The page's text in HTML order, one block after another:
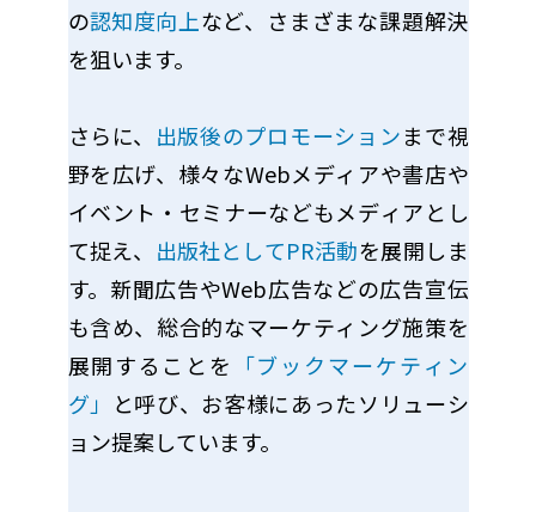
の認知度向上など、さまざまな課題解決
を狙います。
さらに、 出版後のプロモーションまで視
野を広げ、様々なWebメディアや書店や
イベント・セミナーなどもメディアとし
て捉え、 出版社としてPR活動を展開しま
す。新聞広告やWeb広告などの広告宣伝
も含め、総合的なマーケティング施策を
展開することを 「ブックマーケティン
グ」 と呼び、お客様にあったソリューシ
ョン提案しています。